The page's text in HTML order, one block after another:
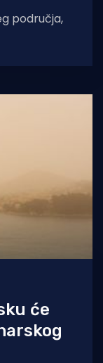
područja,
će